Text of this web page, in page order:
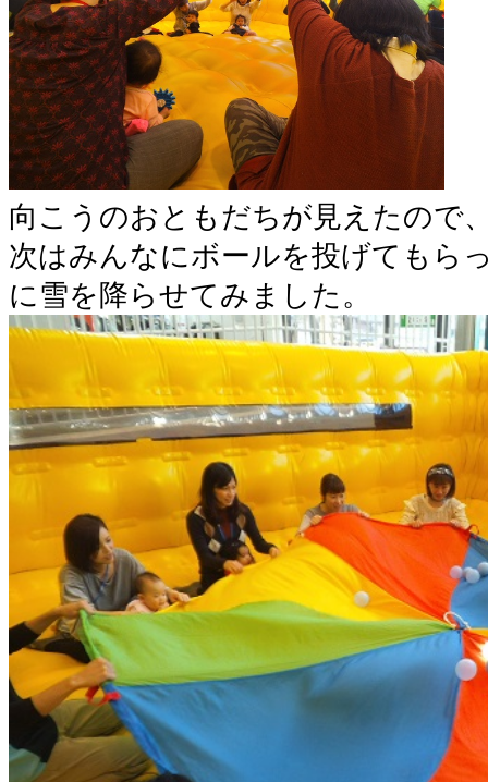
向こうのおともだちが見えたので
次はみんなにボールを投げてもら
に雪を降らせてみました。